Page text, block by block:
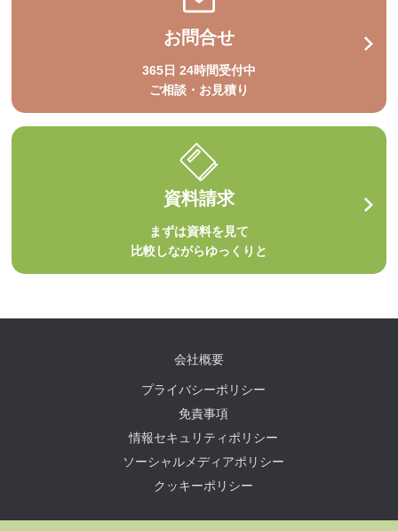
お問合せ
365日 24時間受付中
ご相談・お見積り
資料請求
まずは資料を見て
比較しながらゆっくりと
会社概要
プライバシーポリシー
免責事項
情報セキュリティポリシー
ソーシャルメディアポリシー
クッキーポリシー